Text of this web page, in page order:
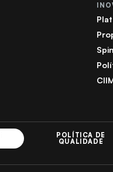
POLÍTICA DE
QUALIDADE